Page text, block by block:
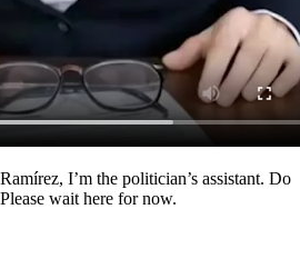
I’m the politician’s assistant. Do
wait here for now.